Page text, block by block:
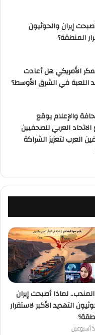
إيران والحوثيون
المنطقة؟
الأمريكي هل أعادت
في الشرق الأوسط؟
والإعلام يوقع
العربي للصحفيين
العرب لتعزيز الشراكة
لماذا أصبحت إيران
التهديد الأكبر لاستقرار
أسبوعين